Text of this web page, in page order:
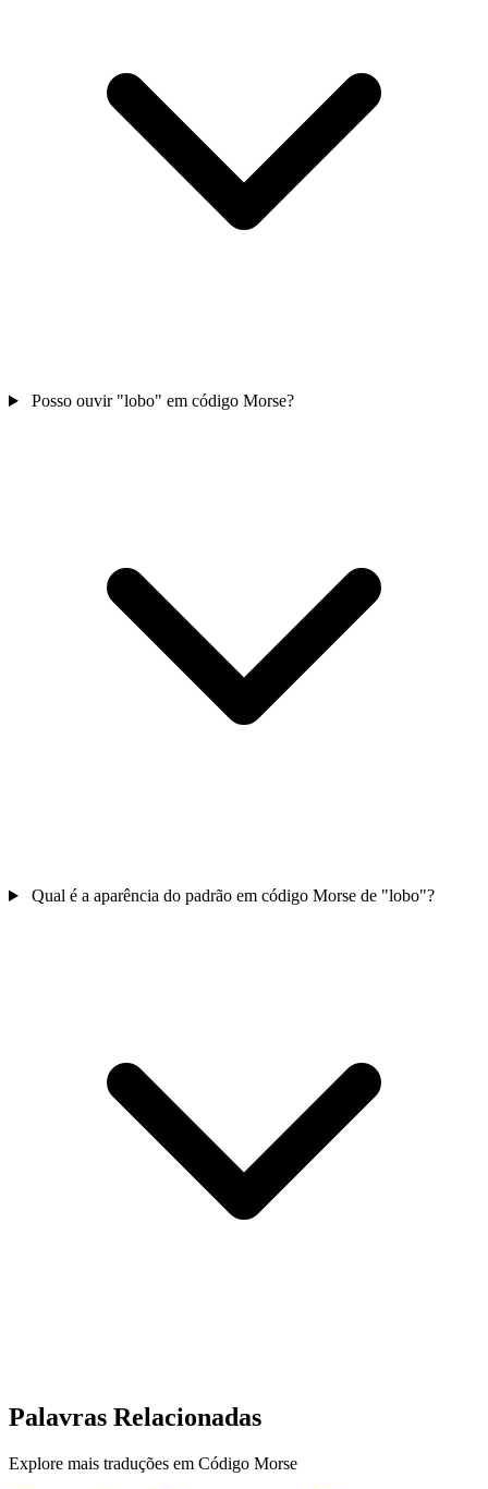
Posso ouvir "lobo" em código Morse?
Qual é a aparência do padrão em código Morse de "lobo"?
Palavras Relacionadas
Explore mais traduções em Código Morse